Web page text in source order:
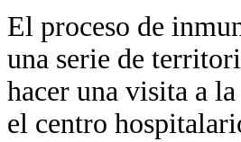
El proceso de
una serie de
hacer una visita a
el centro